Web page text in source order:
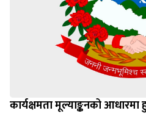
कार्यक्षमता मूल्याङ्कनको